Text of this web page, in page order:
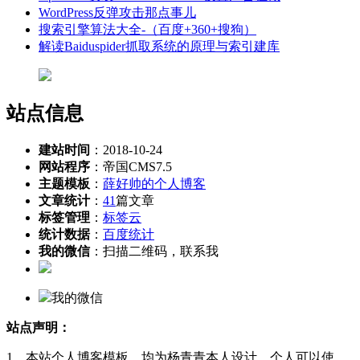
WordPress反弹攻击那点事儿
搜索引擎算法大全-（百度+360+搜狗）
解读Baiduspider抓取系统的原理与索引建库
站点信息
建站时间 ：2018-10-24
网站程序 ：帝国CMS7.5
主题模板 ： 薛好帅的个人博客
文章统计： 41篇文章
标签管理 ： 标签云
统计数据： 百度统计
我的微信：扫描二维码，联系我
我的微信
站点声明：
1、本站个人博客模板，均为杨青青本人设计，个人可以使